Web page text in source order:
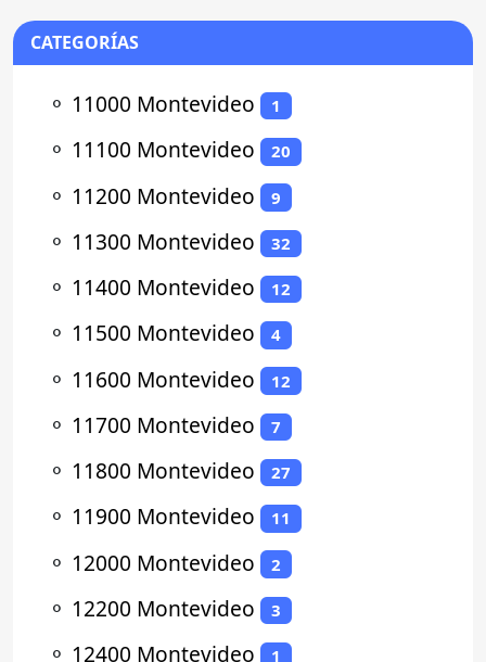
CATEGORÍAS
⚬ 11000 Montevideo 1
⚬ 11100 Montevideo 20
⚬ 11200 Montevideo 9
⚬ 11300 Montevideo 32
⚬ 11400 Montevideo 12
⚬ 11500 Montevideo 4
⚬ 11600 Montevideo 12
⚬ 11700 Montevideo 7
⚬ 11800 Montevideo 27
⚬ 11900 Montevideo 11
⚬ 12000 Montevideo 2
⚬ 12200 Montevideo 3
⚬ 12400 Montevideo 1